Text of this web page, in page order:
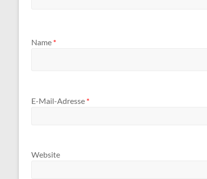
Name *
E-Mail-Adresse *
Website